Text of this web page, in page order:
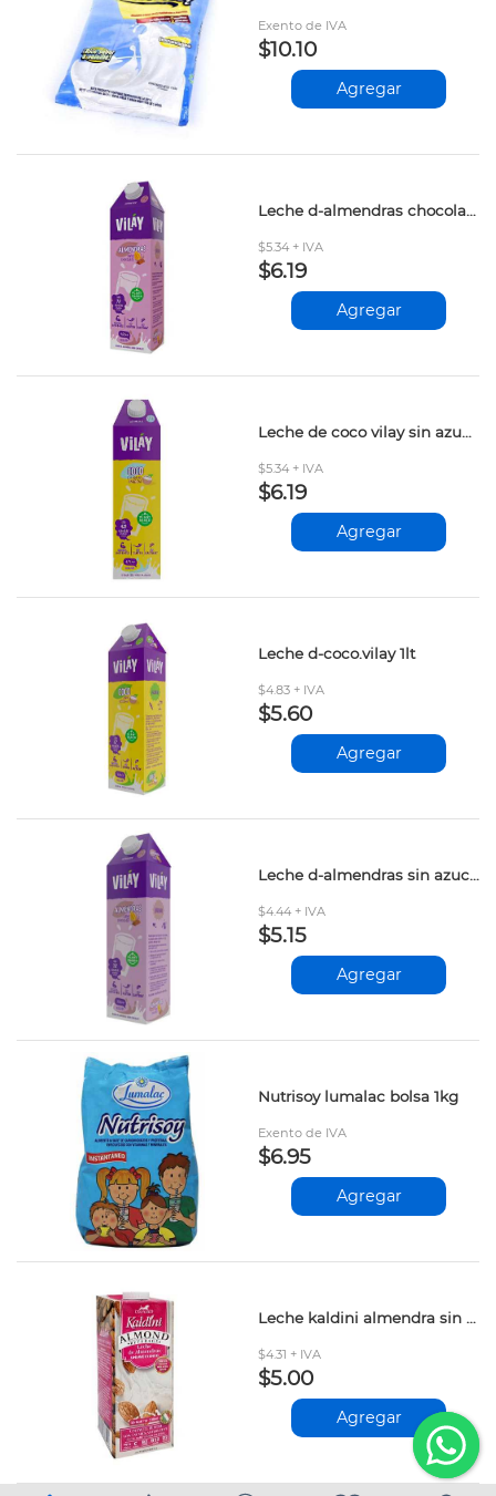
Exento de IVA
$10.10
Agregar
Leche d-almendras chocolate vilay 1lt kgl
$5.34 + IVA
$6.19
Agregar
Leche de coco vilay sin azucar 1lt
$5.34 + IVA
$6.19
Agregar
Leche d-coco.vilay 1lt
$4.83 + IVA
$5.60
Agregar
Leche d-almendras sin azucar vilay 1lt
$4.44 + IVA
$5.15
Agregar
Nutrisoy lumalac bolsa 1kg
Exento de IVA
$6.95
Agregar
Leche kaldini almendra sin azucar 1lt
$4.31 + IVA
$5.00
Agregar